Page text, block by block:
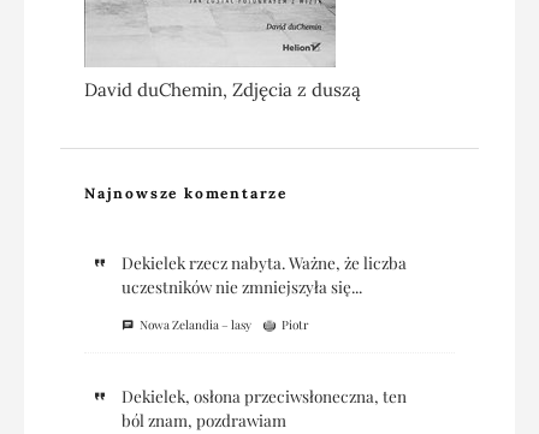
David duChemin, Zdjęcia z duszą
Najnowsze komentarze
Dekielek rzecz nabyta. Ważne, że liczba
uczestników nie zmniejszyła się...
Nowa Zelandia – lasy Piotr
Dekielek, osłona przeciwsłoneczna, ten
ból znam, pozdrawiam